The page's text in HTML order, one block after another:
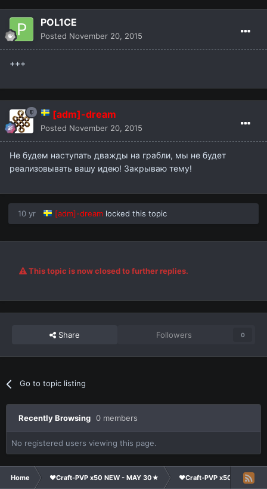
POL1CE
Posted November 20, 2015
+++
[adm]-dream
Posted November 20, 2015
Не будем наступать дважды на грабли, мы не будет
реализовывать вашу идею! Закрываю тему!
10 yr [adm]-dream locked this topic
This topic is now closed to further replies.
Share Followers 0
Go to topic listing
Recently Browsing 0 members
No registered users viewing this page.
Home ❤Craft-PVP x50 NEW - MAY 30★ ❤Craft-PVP x50★